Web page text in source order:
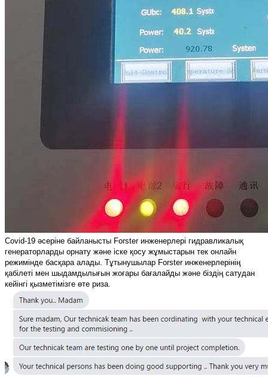
Covid-19 әсеріне байланысты Forster инженерлері гидравликалық
генераторларды орнату және іске қосу жұмыстарын тек онлайн
режимінде басқара алады. Тұтынушылар Forster инженерлерінің
қабілеті мен шыдамдылығын жоғары бағалайды және біздің сатудан
кейінгі қызметімізге өте риза.